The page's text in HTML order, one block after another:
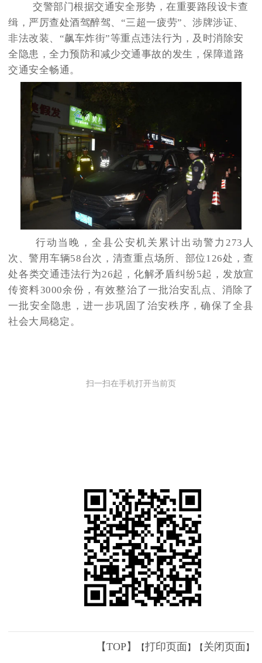
交警部门根据交通安全形势，在重要路段设卡查
缉，严厉查处酒驾醉驾、“三超一疲劳”、涉牌涉证、
非法改装、“飙车炸街”等重点违法行为，及时消除安
全隐患，全力预防和减少交通事故的发生，保障道路
交通安全畅通。
行动当晚，全县公安机关累计出动警力273人
次、警用车辆58台次，清查重点场所、部位126处，查
处各类交通违法行为26起，化解矛盾纠纷5起，发放宣
传资料3000余份，有效整治了一批治安乱点、消除了
一批安全隐患，进一步巩固了治安秩序，确保了全县
社会大局稳定。
扫一扫在手机打开当前页
【TOP】 【打印页面】【 关闭页面】